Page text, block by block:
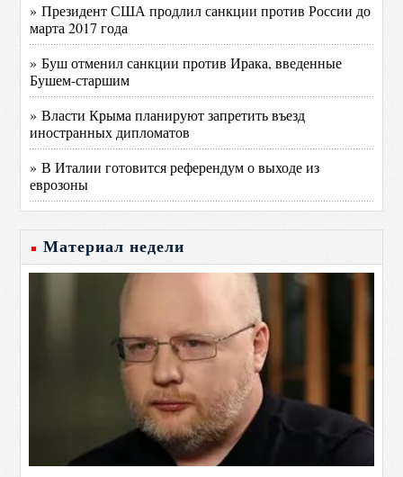
» Президент США продлил санкции против России до
марта 2017 года
» Буш отменил санкции против Ирака, введенные
Бушем-старшим
» Власти Крыма планируют запретить въезд
иностранных дипломатов
» В Италии готовится референдум о выходе из
еврозоны
Материал недели